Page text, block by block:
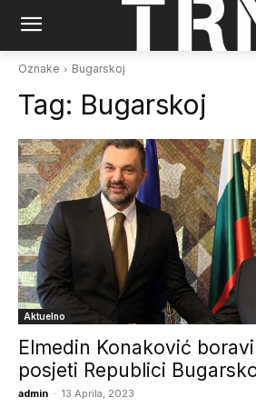
Oznake Bugarskoj
Tag: Bugarskoj
Aktuelno
Elmedin Konaković
posjeti Republici
admin - 13 Aprila, 2023